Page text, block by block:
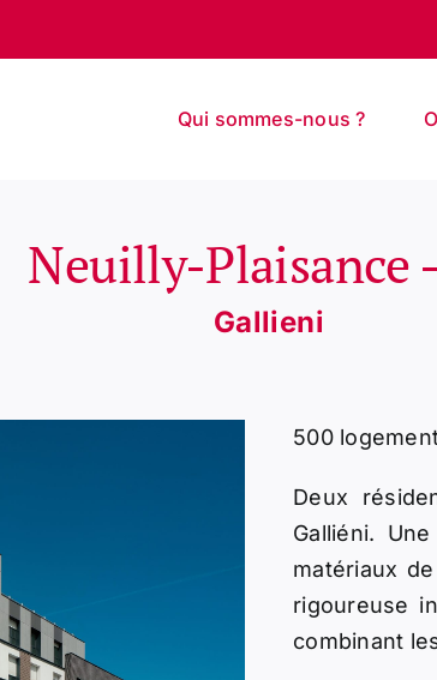
Qui sommes-nous ?
Neuilly-Plaisance
Gallieni
500
Deux
Galliéni.
matériaux
rigoureuse
combinant